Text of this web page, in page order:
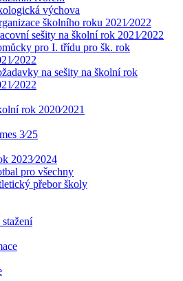
výchova
školního roku 2021⁄2022
sešity na školní rok 2021⁄2022
pro I. třídu pro šk. rok
na sešity na školní rok
rok 2020⁄2021
3⁄25
2023⁄2024
pro všechny
přebor školy